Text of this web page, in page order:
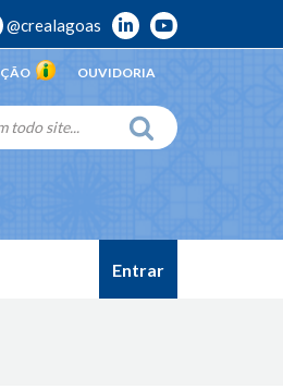
@crealagoas
OUVIDORIA
Entrar